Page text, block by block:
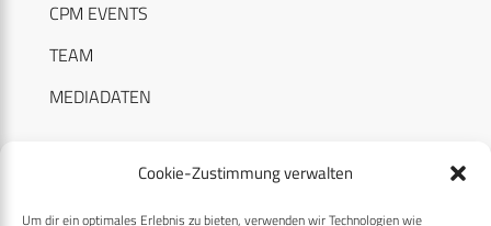
Cookie-Zustimmung verwalten
Um dir ein optimales Erlebnis zu bieten, verwenden wir Technologien wie
CPM EVENTS
TEAM
MEDIADATEN